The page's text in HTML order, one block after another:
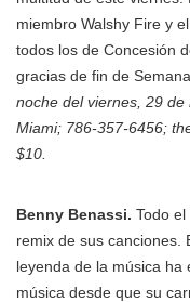
miembro Walshy Fire y
todos los de Concesión
gracias de fin de
noche del viernes, 29 de
Miami; 786-357-6456;
$10.
Benny Benassi. Todo
remix de sus canciones.
leyenda de la música ha
música desde que su